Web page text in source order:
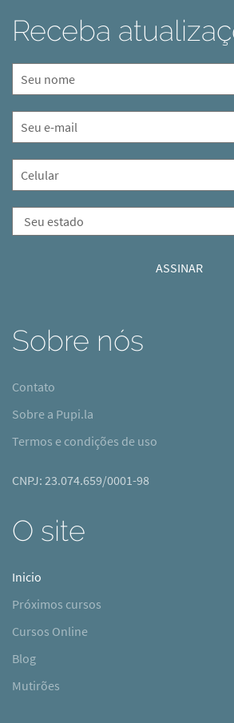
Receba
Sobre nós
Contato
Sobre a Pupi.la
Termos e condições de uso
CNPJ: 23.074.659/0001-98
O site
Inicio
Próximos cursos
Cursos Online
Blog
Mutirões